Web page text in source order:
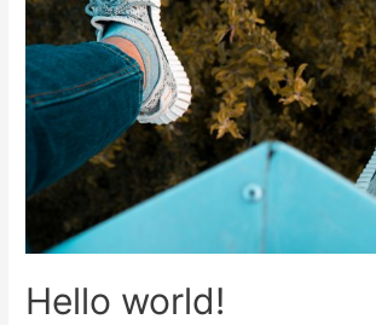
Hello world!